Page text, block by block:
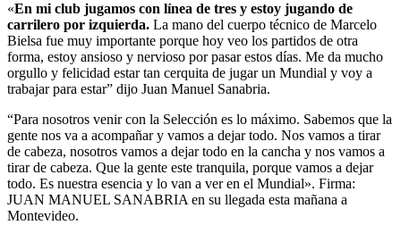
«En mi club jugamos con línea de tres y estoy jugando de
carrilero por izquierda. La mano del cuerpo técnico de Marcelo
Bielsa fue muy importante porque hoy veo los partidos de otra
forma, estoy ansioso y nervioso por pasar estos días. Me da mucho
orgullo y felicidad estar tan cerquita de jugar un Mundial y voy a
trabajar para estar” dijo Juan Manuel Sanabria.
“Para nosotros venir con la Selección es lo máximo. Sabemos que la
gente nos va a acompañar y vamos a dejar todo. Nos vamos a tirar
de cabeza, nosotros vamos a dejar todo en la cancha y nos vamos a
tirar de cabeza. Que la gente este tranquila, porque vamos a dejar
todo. Es nuestra esencia y lo van a ver en el Mundial». Firma:
JUAN MANUEL SANABRIA en su llegada esta mañana a
Montevideo.